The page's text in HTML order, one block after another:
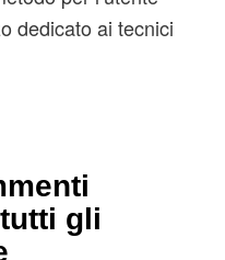
dedicato ai tecnici
gli